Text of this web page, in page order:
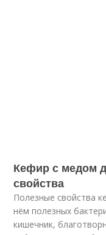
Кефир с медом
свойства
Полезные свойства
нём полезных
кишечник,